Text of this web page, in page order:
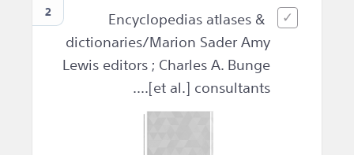
2
Encyclopedias atlases &
dictionaries/Marion Sader Amy
Lewis editors ; Charles A. Bunge
...[et al.] consultants.